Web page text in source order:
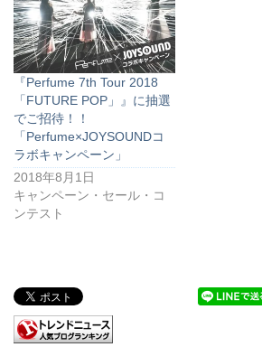
『Perfume 7th Tour 2018
「FUTURE POP」』に抽選
でご招待！！
「Perfume×JOYSOUNDコ
ラボキャンペーン」
2018年8月1日
キャンペーン・セール・コ
ンテスト